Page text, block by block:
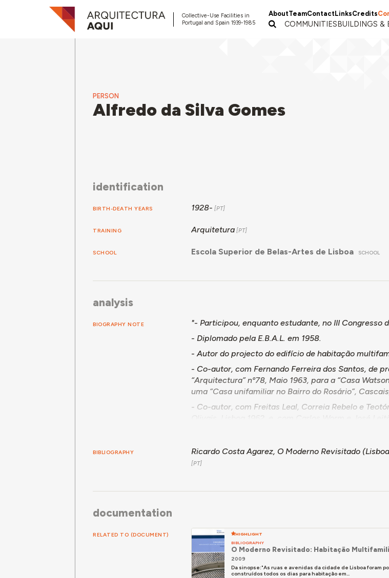
Collective-Use Facilities in
Portugal and Spain 1939-1985
AboutTeamContactLinksCredits
COMMUNITIESBUILDINGS &
PERSON
Alfredo da Silva Gomes
identification
BIRTH-DEATH YEARS 1928-
TRAINING Arquitetura
SCHOOL Escola Superior de Belas-Artes de Lisboa SCHOOL
analysis
BIOGRAPHY NOTE
"- Participou, enquanto estudante, no III Congresso
- Diplomado pela E.B.A.L. em 1958.
- Autor do projecto do edifício de habitação
- Co-autor, com Fernando Ferreira dos Santos, de
“Arquitectura” nº78, Maio 1963, para a “Casa
uma “Casa unifamiliar no Bairro do Rosário”,
- Co-autor, com Freitas Leal, Correia Rebelo e
Olivais, Lisboa 1962, e, com Carlos Worm e José
in Ricardo Costa Agarez,
BIBLIOGRAPHY Ricardo Costa Agarez, O Moderno Revisitado
documentation
RELATED TO (DOCUMENT)
HIGHLIGHT
BIBLIOGRAPHY
O Moderno Revisitado: Habitação
2009
Da sinopse:"As ruas e avenidas da cidade de Lisboa foram
construídos todos os dias para habitação em...